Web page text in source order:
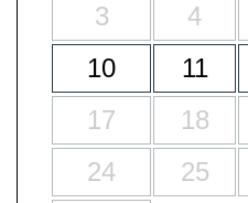
3
4
10
11
17
18
24
25